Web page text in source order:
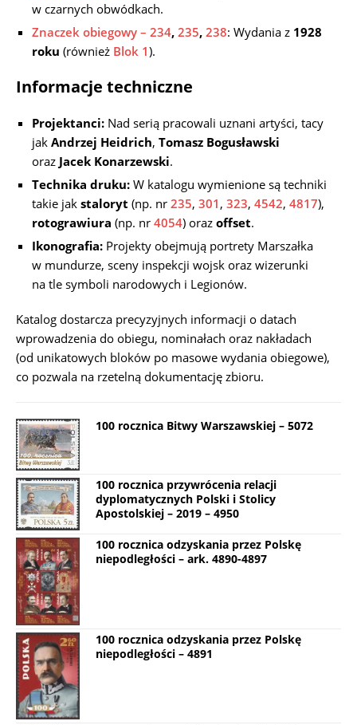
w czarnych obwódkach.
Znaczek obiegowy – 234, 235, 238: Wydania z 1928
roku (również Blok 1).
Informacje techniczne
Projektanci: Nad serią pracowali uznani artyści, tacy
jak Andrzej Heidrich, Tomasz Bogusławski
oraz Jacek Konarzewski.
Technika druku: W katalogu wymienione są techniki
takie jak staloryt (np. nr 235, 301 , 323, 4542, 4817),
rotograwiura (np. nr 4054) oraz offset.
Ikonografia: Projekty obejmują portrety Marszałka
w mundurze, sceny inspekcji wojsk oraz wizerunki
na tle symboli narodowych i Legionów.
Katalog dostarcza precyzyjnych informacji o datach
wprowadzenia do obiegu, nominałach oraz nakładach
(od unikatowych bloków po masowe wydania obiegowe),
co pozwala na rzetelną dokumentację zbioru.
100 rocznica Bitwy Warszawskiej – 5072
100 rocznica przywrócenia relacji
dyplomatycznych Polski i Stolicy
Apostolskiej – 2019 – 4950
100 rocznica odzyskania przez Polskę
niepodległości – ark. 4890-4897
100 rocznica odzyskania przez Polskę
niepodległości – 4891